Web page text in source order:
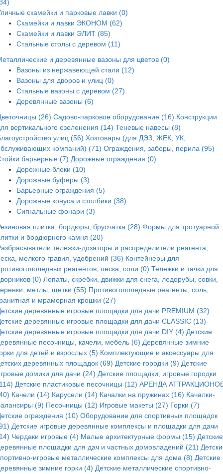
скамейки и парковые лавки (0)
Скамейки и лавки ЭКОНОМ (62)
Скамейки и лавки ЭЛИТ (85)
Стальные столы с деревом (11)
и деревянные вазоны для цветов (0)
Вазоны из нержавеющей стали (12)
Вазоны для дворов и улиц (0)
Стальные вазоны с деревом (27)
Деревянные вазоны (6)
(26) Садово-парковое оборудование (16) Конструкции
вертикального озеленения (14) Теневые навесы (8)
улиц (56) Хозтовары (для ДЭЗ, ЖЕК, УК,
компаний) (71) Ограждения, заборы, перила (95)
барьерные (7) Дорожные ограждения (0)
Дорожные блоки (10)
Дорожные буферы (3)
Барьерные ограждения (5)
Дорожные конуса и столбики (38)
Сигнальные фонари (3)
плитка, бордюры, брусчатка (28) Формы для тротуарной
и бордюрного камня (20)
тележки-дозаторы и распределители реагента,
мелкого гравия, удобрений (36) Контейнеры для
реагентов, песка, соли (0) Тележки и тачки для
(0) Лопаты, скребки, движки для снега, ледорубы, совки,
метлы, щетки (55) Противогололедные реагенты, соль,
и мраморная крошки (27)
деревянные игровые площадки для дачи PREMIUM (32)
деревянные игровые площадки для дачи CLASSIC (13)
деревянные игровые площадки для дачи DIY (4) Детские
песочницы, качели, мебель (6) Деревянные зимние
для детей и взрослых (5) Комплектующие и аксессуары для
деревянных площадок (69) Детские городки (9) Детские
домики для дачи (24) Детские площадки, игровые городки
Детские пластиковые песочницы (12) АРЕНДА
Качели (14) Карусели (14) Качалки на пружинах (16) Качалки-
(9) Песочницы (12) Игровые макеты (27) Горки (7)
ограждения (10) Оборудование для спортивных площадок
Детские игровые деревянные комплексы и площадки для дачи
Чердаки игровые (4) Малые архитектурные формы (15) Детские
площадки для дач и частных домовладений (21)
игровые металлические комплексы для дома (8) Детские
зимние горки (4) Детские металлические спортивно-